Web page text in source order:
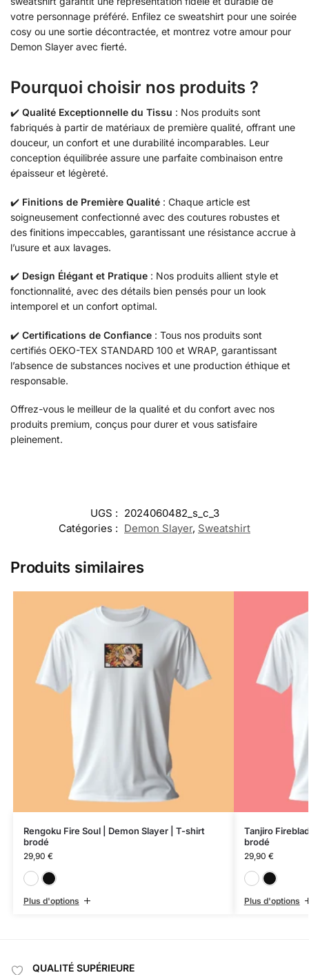
votre personnage préféré. Enfilez ce sweatshirt pour une soirée
cosy ou une sortie décontractée, et montrez votre amour pour
Demon Slayer avec fierté.
Pourquoi choisir nos produits ?
✔️ Qualité Exceptionnelle du Tissu : Nos produits sont
fabriqués à partir de matériaux de première qualité, offrant une
douceur, un confort et une durabilité incomparables. Leur
conception équilibrée assure une parfaite combinaison entre
épaisseur et légèreté.
✔️ Finitions de Première Qualité : Chaque article est
soigneusement confectionné avec des coutures robustes et
des finitions impeccables, garantissant une résistance accrue à
l’usure et aux lavages.
✔️ Design Élégant et Pratique : Nos produits allient style et
fonctionnalité, avec des détails bien pensés pour un look
intemporel et un confort optimal.
✔️ Certifications de Confiance : Tous nos produits sont
certifiés OEKO-TEX STANDARD 100 et WRAP, garantissant
l’absence de substances nocives et une production éthique et
responsable.
Offrez-vous le meilleur de la qualité et du confort avec nos
produits premium, conçus pour durer et vous satisfaire
pleinement.
UGS : 2024060482_s_c_3
Catégories : Demon Slayer, Sweatshirt
Produits similaires
Rengoku Fire Soul | Demon Slayer | T-shirt
brodé
29,90 €
Plus d'options
Tanjiro
brodé
29,90 €
Plus d'options
QUALITÉ SUPÉRIEURE